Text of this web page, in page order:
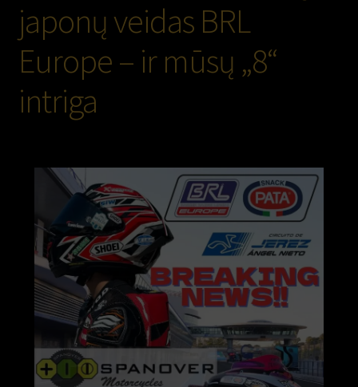
japonų veidas BRL
Europe – ir mūsų „8“
intriga